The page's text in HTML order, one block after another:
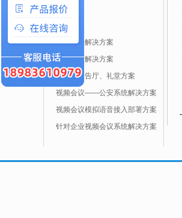
行业新闻
解决方案
指挥中心解决方案
培训教室解决方案
多功能报告厅、礼堂方案
视频会议——公安系统解决方案
视频会议模拟语音接入部署方案
针对企业视频会议系统解决方案